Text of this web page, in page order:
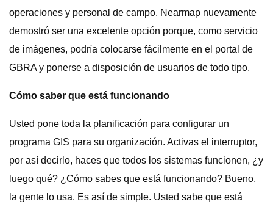
operaciones y personal de campo. Nearmap nuevamente
demostró ser una excelente opción porque, como servicio
de imágenes, podría colocarse fácilmente en el portal de
GBRA y ponerse a disposición de usuarios de todo tipo.
Cómo saber que está funcionando
Usted pone toda la planificación para configurar un
programa GIS para su organización. Activas el interruptor,
por así decirlo, haces que todos los sistemas funcionen, ¿y
luego qué? ¿Cómo sabes que está funcionando? Bueno,
la gente lo usa. Es así de simple. Usted sabe que está